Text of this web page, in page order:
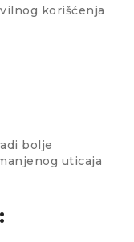
korišćenja
bolje
uticaja